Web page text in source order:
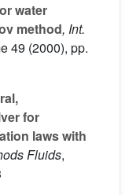
water
method, Int.
49 (2000), pp.
for
laws with
Fluids,